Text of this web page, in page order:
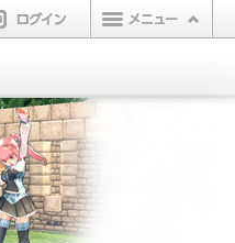
ログイン